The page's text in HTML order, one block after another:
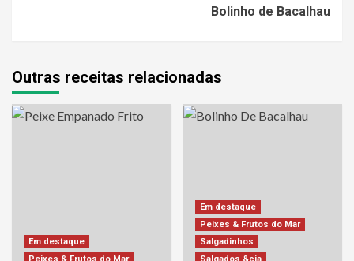
Bolinho de Bacalhau
Outras receitas relacionadas
Em destaque
Peixes & Frutos do Mar
Em destaque
Peixes & Frutos do Mar
Salgadinhos
Salgados &cia